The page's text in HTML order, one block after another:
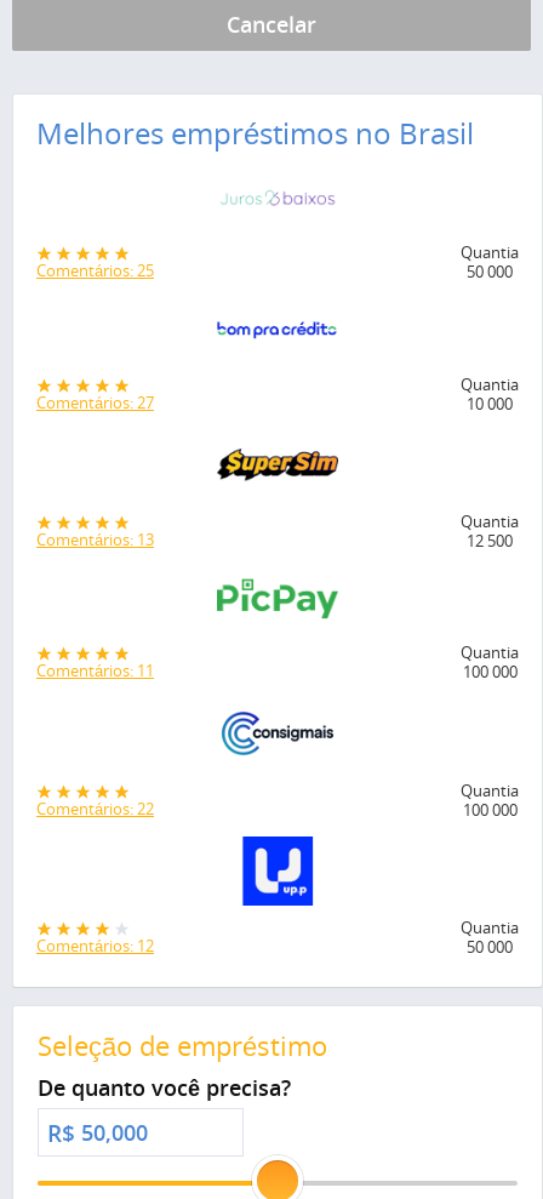
Melhores empréstimos no Brasil
Comentários: 25
Quantia
50 000
Comentários: 27
Quantia
10 000
Comentários: 13
Quantia
12 500
Comentários: 11
Quantia
100 000
Comentários: 22
Quantia
100 000
Comentários: 12
Quantia
50 000
Seleção de empréstimo
De quanto você precisa?
R$